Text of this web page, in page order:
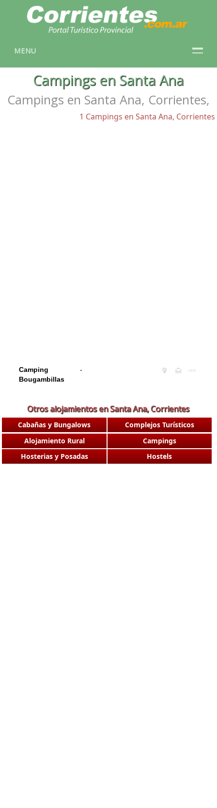
MENU
Campings en Santa Ana
Campings en Santa Ana, Corrientes,
1 Campings en Santa Ana, Corrientes
Camping
Bougambillas
-
Otros alojamientos en Santa Ana, Corrientes
Cabañas y Bungalows
Complejos Turísticos
Alojamiento Rural
Campings
Hosterias y Posadas
Hostels